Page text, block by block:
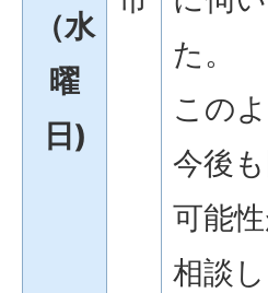
（水
曜
日)
た。
この
今後
可能
相談